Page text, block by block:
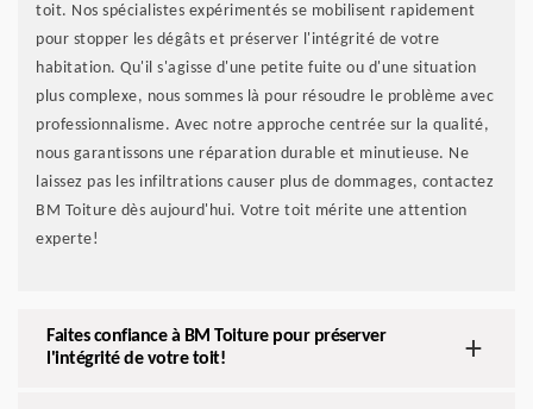
toit. Nos spécialistes expérimentés se mobilisent rapidement
pour stopper les dégâts et préserver l'intégrité de votre
habitation. Qu'il s'agisse d'une petite fuite ou d'une situation
plus complexe, nous sommes là pour résoudre le problème avec
professionnalisme. Avec notre approche centrée sur la qualité,
nous garantissons une réparation durable et minutieuse. Ne
laissez pas les infiltrations causer plus de dommages, contactez
BM Toiture dès aujourd'hui. Votre toit mérite une attention
experte!
Faites confiance à BM Toiture pour préserver
l'intégrité de votre toit!